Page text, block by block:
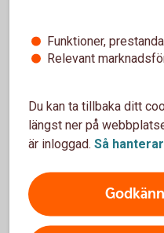
Funktioner,
Relevant
Du kan ta tillbaka ditt
längst ner på
är inloggad. Så